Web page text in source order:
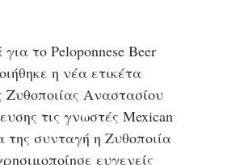
το Peloponnese Beer
η νέα ετικέτα
Αναστασίου
τις γνωστές Mexican
της συνταγή η Ζυθοποιία
ευγενείς